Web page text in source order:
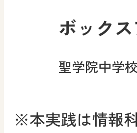
ボック
聖学院中学
※本実践は情報